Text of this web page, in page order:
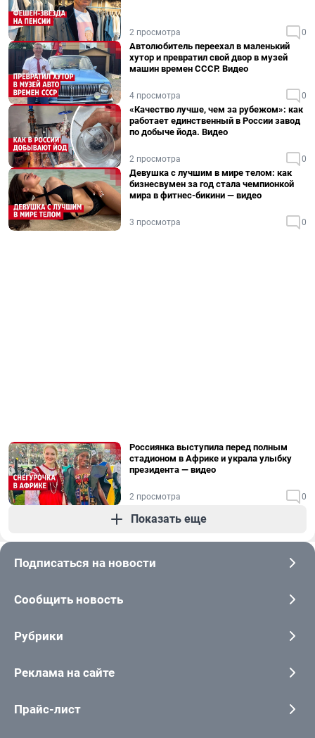
2 просмотра 0
Автолюбитель переехал в маленький
хутор и превратил свой двор в музей
машин времен СССР. Видео
4 просмотра 0
«Качество лучше, чем за рубежом»: как
работает единственный в России завод
по добыче йода. Видео
2 просмотра 0
Девушка с лучшим в мире телом: как
бизнесвумен за год стала чемпионкой
мира в фитнес-бикини — видео
3 просмотра 0
Россиянка выступила перед полным
стадионом в Африке и украла улыбку
президента — видео
2 просмотра 0
Показать еще
Подписаться на новости
Сообщить новость
Рубрики
Реклама на сайте
Прайс-лист